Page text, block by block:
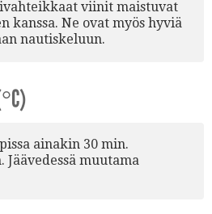
viinit maistuvat
kanssa. Ne ovat myös hyviä
nautiskeluun.
ainakin 30 min.
Jäävedessä muutama